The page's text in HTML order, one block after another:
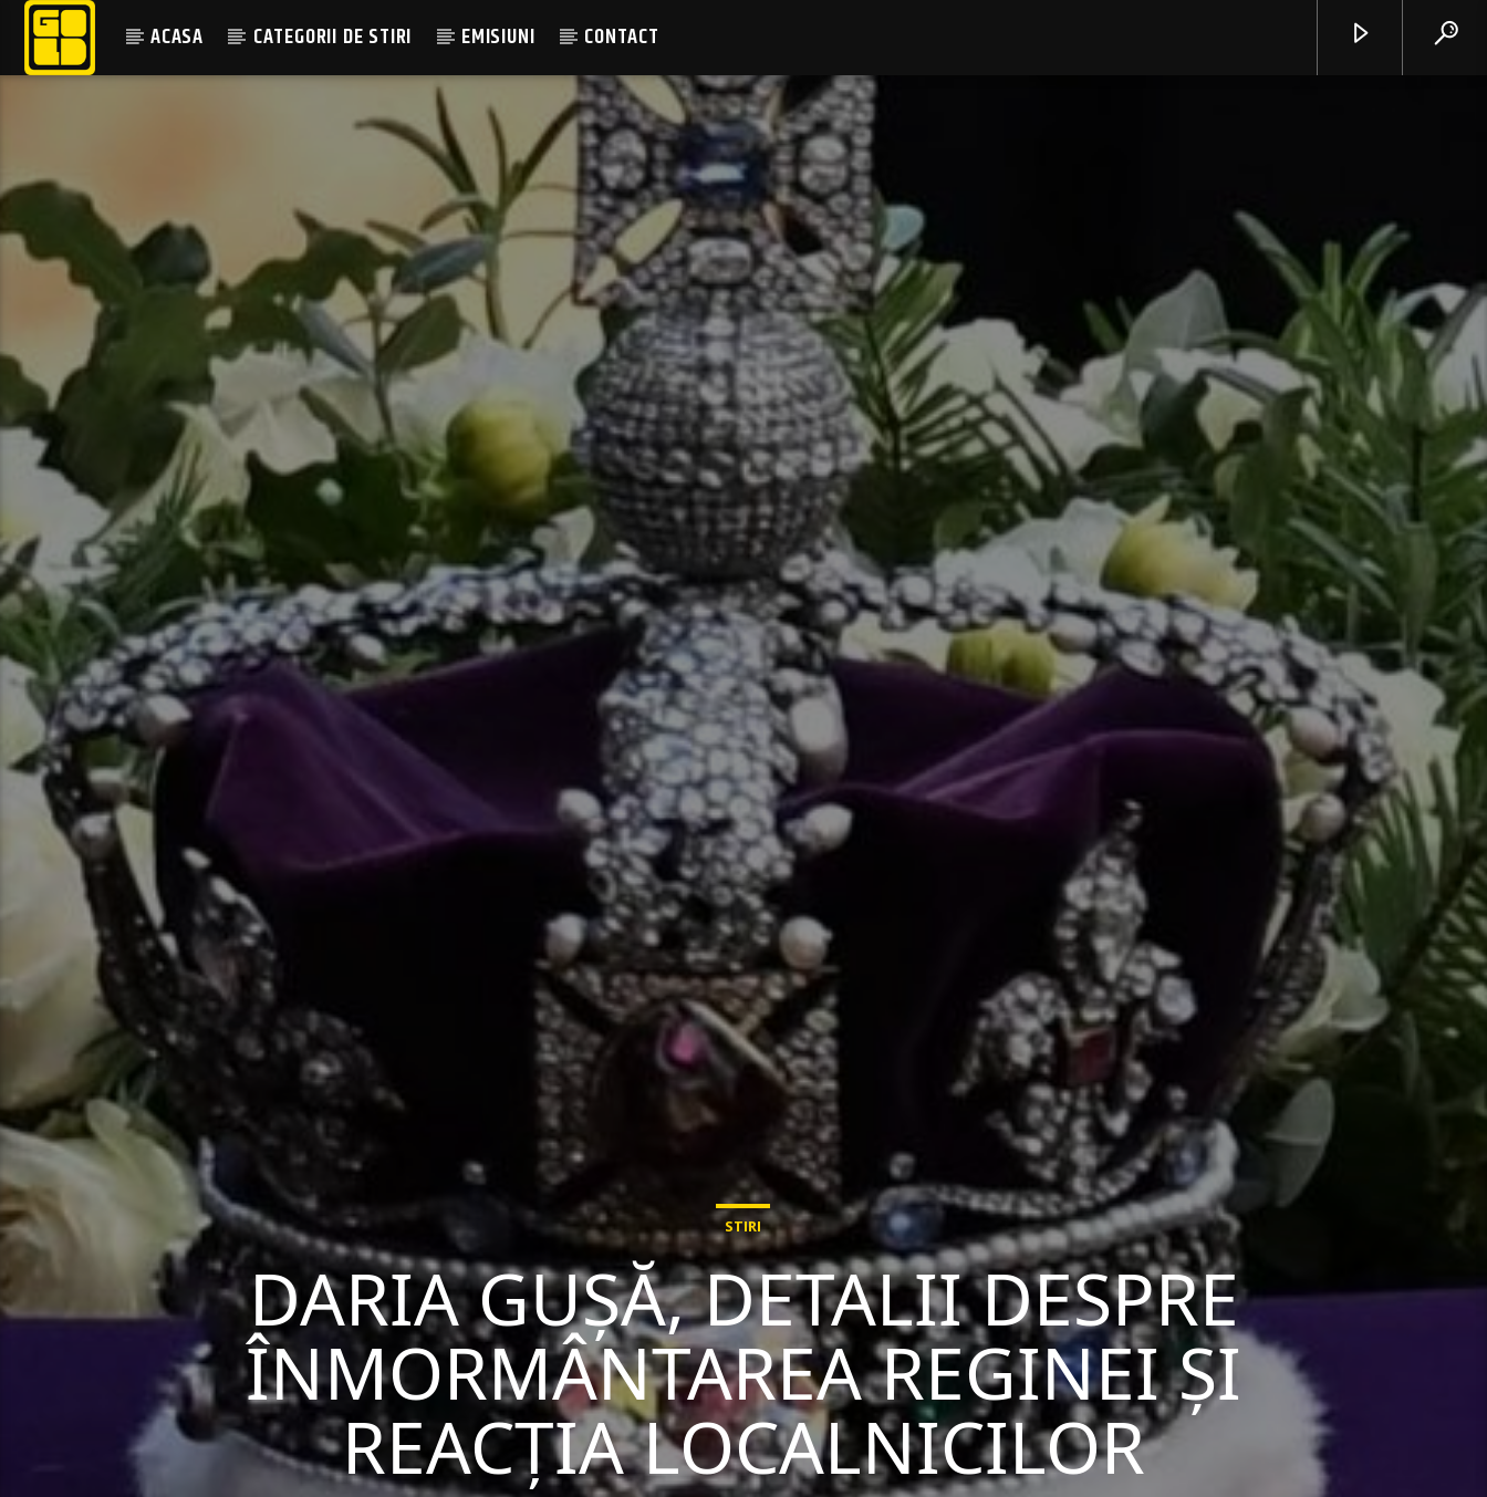
ACASA CATEGORII DE STIRI EMISIUNI CONTACT
STIRI
DARIA GUȘĂ, DETALII DESPRE
ÎNMORMÂNTAREA REGINEI ȘI
REACȚIA LOCALNICILOR